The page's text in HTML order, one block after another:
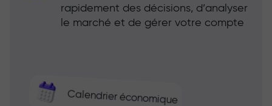
Calendrier économique
rapidement des décisions, d’analyser
le marché et de gérer votre compte